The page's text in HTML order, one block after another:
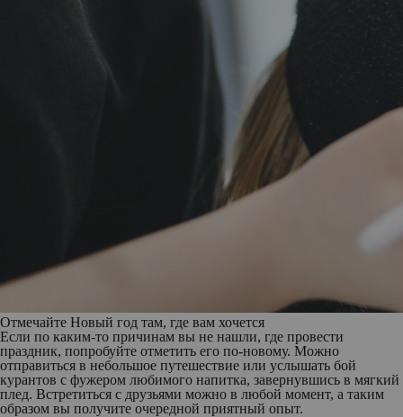
Отмечайте Новый год там, где вам хочется
Если по каким-то причинам вы не нашли, где провести
праздник, попробуйте отметить его по-новому. Можно
отправиться в небольшое путешествие или услышать бой
курантов с фужером любимого напитка, завернувшись в мягкий
плед. Встретиться с друзьями можно в любой момент, а таким
образом вы получите очередной приятный опыт.